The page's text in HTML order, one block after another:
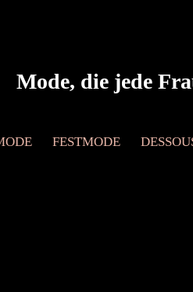
Mode, die jede
FESTMODE